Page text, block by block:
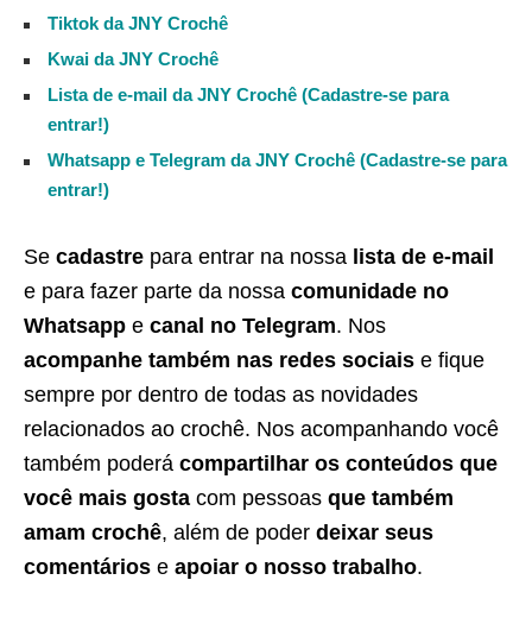
Tiktok da JNY Crochê
Kwai da JNY Crochê
Lista de e-mail da JNY Crochê (Cadastre-se para
entrar!)
Whatsapp e Telegram da JNY Crochê (Cadastre-se para
entrar!)
Se cadastre para entrar na nossa lista de e-mail
e para fazer parte da nossa comunidade no
Whatsapp e canal no Telegram. Nos
acompanhe também nas redes sociais e fique
sempre por dentro de todas as novidades
relacionados ao crochê. Nos acompanhando você
também poderá compartilhar os conteúdos que
você mais gosta com pessoas que também
amam crochê, além de poder deixar seus
comentários e apoiar o nosso trabalho.